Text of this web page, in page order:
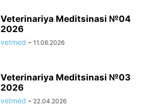
Veterinariya Meditsinasi №04
2026
vetmed - 11.06.2026
Veterinariya Meditsinasi №03
2026
vetmed - 22.04.2026